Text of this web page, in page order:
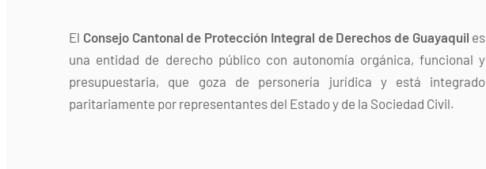
El Consejo Cantonal de Protección Integral de Derechos de Guayaquil es
una entidad de derecho público con autonomía orgánica, funcional y
presupuestaria, que goza de personería jurídica y está integrado
paritariamente por representantes del Estado y de la Sociedad Civil.